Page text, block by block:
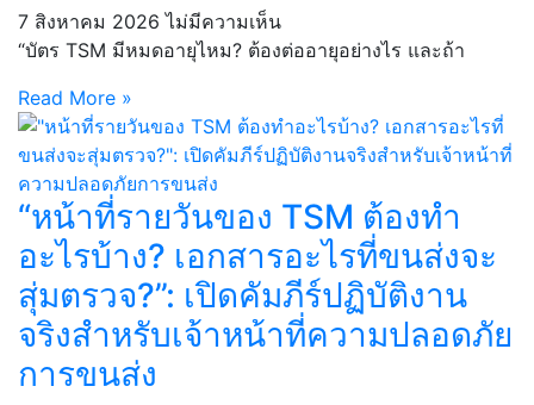
7 สิงหาคม 2026ไม่มีความเห็น
“บัตร TSM มีหมดอายุไหม? ต้องต่ออายุอย่างไร และถ้า
Read More »
“หน้าที่รายวันของ TSM ต้องทำ
อะไรบ้าง? เอกสารอะไรที่ขนส่งจะ
สุ่มตรวจ?”: เปิดคัมภีร์ปฏิบัติงาน
จริงสำหรับเจ้าหน้าที่ความปลอดภัย
การขนส่ง